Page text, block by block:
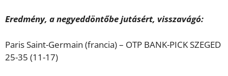
Eredmény, a negyeddöntőbe jutásért, visszavágó:
Paris Saint-Germain (francia) – OTP BANK-PICK SZEGED
25-35 (11-17)